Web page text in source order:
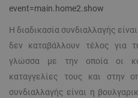
event=main.home2.show
Η διαδικασία συνδιαλλαγής
δεν καταβάλλουν τέλος για
γλώσσα με την οποία οι
καταγγελίες τους και στην
συνδιαλλαγής είναι η
ΜΗ